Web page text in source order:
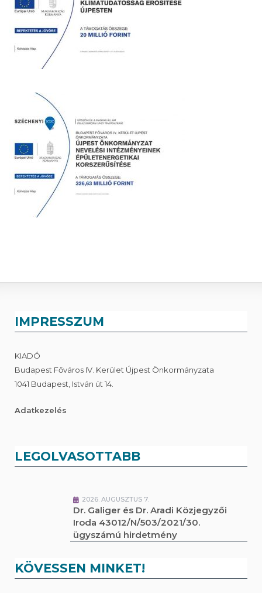
IMPRESSZUM
KIADÓ
Budapest Főváros IV. Kerület Újpest Önkormányzata
1041 Budapest, István út 14.
Adatkezelés
LEGOLVASOTTABB
2026. AUGUSZTUS 7.
Dr. Galiger és Dr. Aradi Közjegyzői
Iroda 43012/N/503/2021/30.
ügyszámú hirdetmény
KÖVESSEN MINKET!